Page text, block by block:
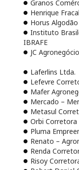
Granos
Henrique
Horus
Instituto
IBRAFE
JC
Laferlins Ltda.
Lefevre
Mafer
Mercado –
Metasul
Orbi
Pluma
Renato –
Renda
Risoy